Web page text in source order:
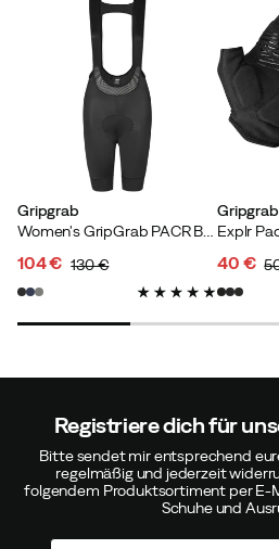
Gripgrab
discounted
104 €
original
130 €
Gripgrab
40 €
original
Registriere dich für
Bitte sendet mir entsprechend
regelmäßig und jederzeit
folgendem Produktsortiment per E-
Schuhe und